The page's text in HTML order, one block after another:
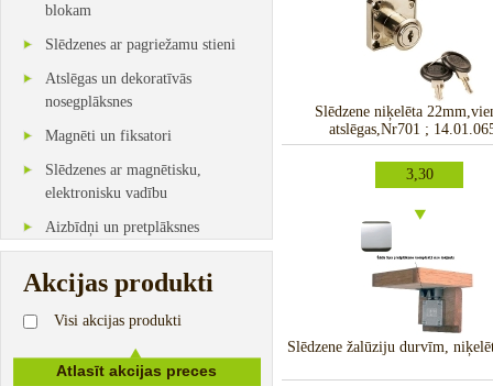
blokam
Slēdzenes ar pagriežamu stieni
Atslēgas un dekoratīvās
nosegplāksnes
Magnēti un fiksatori
Slēdzenes ar magnētisku,
elektronisku vadību
Aizbīdņi un pretplāksnes
Akcijas produkti
Visi akcijas produkti
Slēdzene niķelēta
atslēgas,Nr701 ;
3,30
Slēdzene žalūziju durvīm,